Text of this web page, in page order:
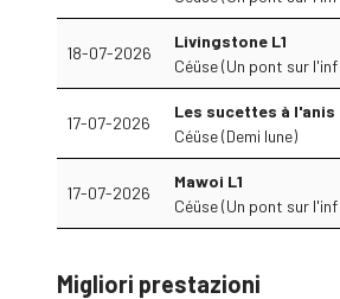
18-07-2026
Livingstone L1
Céüse (Un pont sur
17-07-2026
Les sucettes à l'anis
Céüse (Demi lune)
17-07-2026
Mawoi L1
Céüse (Un pont sur
Migliori prestazioni